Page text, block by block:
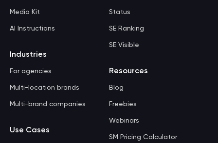
Media Kit
AI Instructions
Industries
For agencies
Multi-location brands
Multi-brand companies
Use Cases
Status
SE Ranking
SE Visible
Resources
Blog
Freebies
Webinars
SM Pricing Calculator